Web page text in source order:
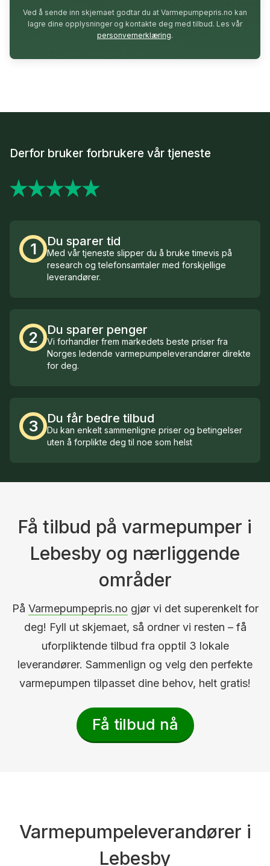
Ved å sende inn skjemaet godtar du at Varmepumpepris.no kan
lagre dine opplysninger og kontakte deg med tilbud. Les vår
personvernerklæring.
Derfor bruker forbrukere vår tjeneste
1 Du sparer tid
Med vår tjeneste slipper du å bruke timevis på
research og telefonsamtaler med forskjellige
leverandører.
2 Du sparer penger
Vi forhandler frem markedets beste priser fra
Norges ledende varmepumpeleverandører direkte
for deg.
3 Du får bedre tilbud
Du kan enkelt sammenligne priser og betingelser
uten å forplikte deg til noe som helst
Få tilbud på varmepumper i
Lebesby og nærliggende
områder
På Varmepumpepris.no gjør vi det superenkelt for
deg! Fyll ut skjemaet, så ordner vi resten – få
uforpliktende tilbud fra opptil 3 lokale
leverandører. Sammenlign og velg den perfekte
varmepumpen tilpasset dine behov, helt gratis!
Få tilbud nå
Varmepumpeleverandører i
Lebesby